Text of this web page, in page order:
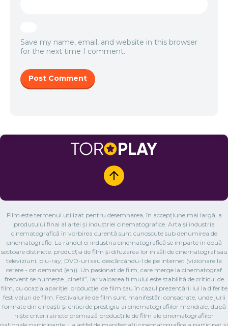
Save my name, email, and website in this browser
for the next time I comment.
Film este termenul utilizat pentru desemnarea, în accepțiune mai largă, a
produsului final al artei și industriei cinematografice. Arta și industria
cinematografică în vorbirea curentă sunt cunoscute sub denumirea de
cinematografie. La rândul ei industria cinematografică se împarte în două
sectoare distincte: producția de film și difuzarea lor în săli de cinematograf sau
televiziuni, blu-ray, DVD-uri sau descărcându-l de pe internet (vizionare la
cerere - on demand (en)). Un pasionat de film, care merge la cinematograf
frecvent se numește „cinefil”, iar valoarea filmului este stabilită de criticul de
film, cu ocazia apariției producției de film sau în cazul prezentării lui la diferite
festivaluri de film. Festivalurile de film sunt manifestări consacrate, unde jurii
formate din cineaști și critici de prestigiu ai cinematografiilor mondiale, după
niște criterii stricte premiază producțiile de film ale cinematografiilor